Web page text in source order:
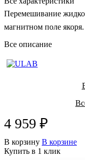
Перемешивание
магнитном поле якоря.
Все описание
4 959 ₽
В корзину В корзине
Купить в 1 клик